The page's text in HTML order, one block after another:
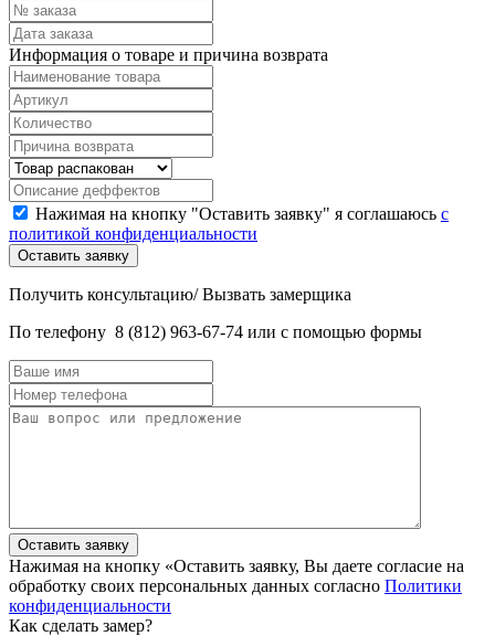
Информация о товаре и причина возврата
Нажимая на кнопку "Оставить заявку" я соглашаюсь с
политикой конфиденциальности
Получить консультацию/ Вызвать замерщика
По телефону 8 (812) 963-67-74 или с помощью формы
Нажимая на кнопку «Оставить заявку, Вы даете согласие на
обработку своих персональных данных согласно Политики
конфиденциальности
Как сделать замер?